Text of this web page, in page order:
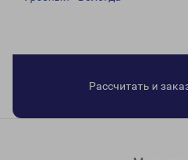
Рассчитать и